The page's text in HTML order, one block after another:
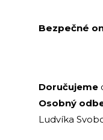
Bezpečné
Doručujeme
Osobný
Ludvíka